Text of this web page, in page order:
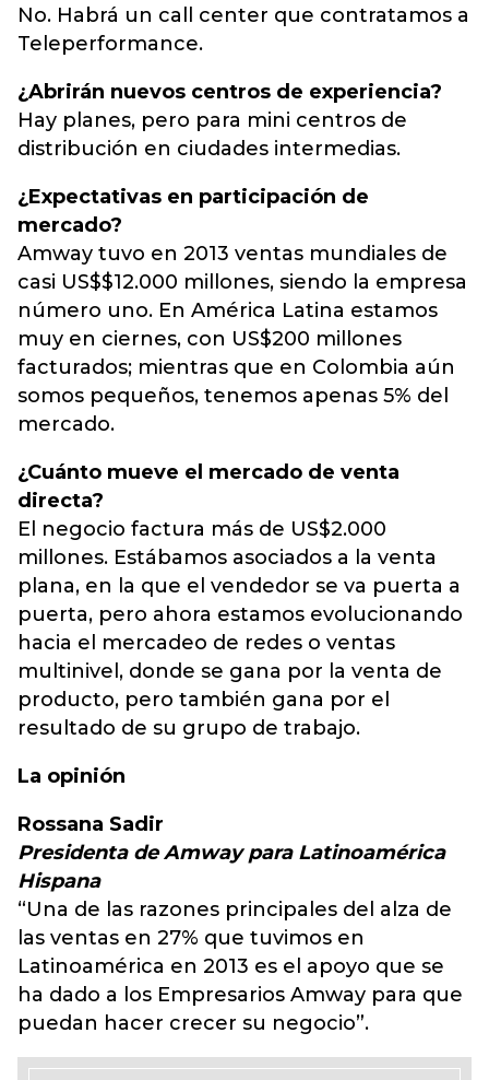
No. Habrá un call center que contratamos a
Teleperformance.
¿Abrirán nuevos centros de experiencia?
Hay planes, pero para mini centros de
distribución en ciudades intermedias.
¿Expectativas en participación de
mercado?
Amway tuvo en 2013 ventas mundiales de
casi US$$12.000 millones, siendo la empresa
número uno. En América Latina estamos
muy en ciernes, con US$200 millones
facturados; mientras que en Colombia aún
somos pequeños, tenemos apenas 5% del
mercado.
¿Cuánto mueve el mercado de venta
directa?
El negocio factura más de US$2.000
millones. Estábamos asociados a la venta
plana, en la que el vendedor se va puerta a
puerta, pero ahora estamos evolucionando
hacia el mercadeo de redes o ventas
multinivel, donde se gana por la venta de
producto, pero también gana por el
resultado de su grupo de trabajo.
La opinión
Rossana Sadir
Presidenta de Amway para Latinoamérica
Hispana
“Una de las razones principales del alza de
las ventas en 27% que tuvimos en
Latinoamérica en 2013 es el apoyo que se
ha dado a los Empresarios Amway para que
puedan hacer crecer su negocio”.